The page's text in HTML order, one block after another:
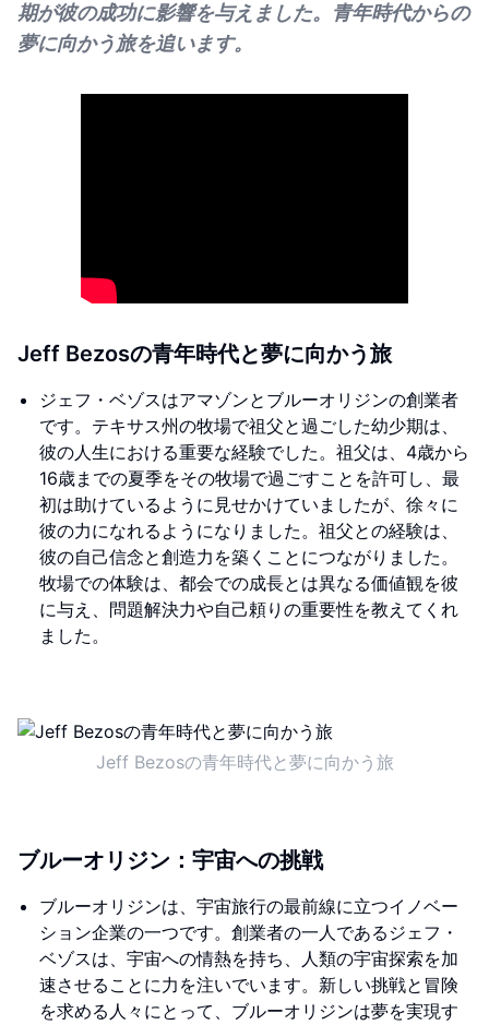
期が彼の成功に影響を与えました。青年時代からの
夢に向かう旅を追います。
Jeff Bezosの青年時代と夢に向かう旅
ジェフ・ベゾスはアマゾンとブルーオリジンの創業者
です。テキサス州の牧場で祖父と過ごした幼少期は、
彼の人生における重要な経験でした。祖父は、4歳から
16歳までの夏季をその牧場で過ごすことを許可し、最
初は助けているように見せかけていましたが、徐々に
彼の力になれるようになりました。祖父との経験は、
彼の自己信念と創造力を築くことにつながりました。
牧場での体験は、都会での成長とは異なる価値観を彼
に与え、問題解決力や自己頼りの重要性を教えてくれ
ました。
Jeff Bezosの青年時代と夢に向かう旅
ブルーオリジン：宇宙への挑戦
ブルーオリジンは、宇宙旅行の最前線に立つイノベー
ション企業の一つです。創業者の一人であるジェフ・
ベゾスは、宇宙への情熱を持ち、人類の宇宙探索を加
速させることに力を注いでいます。新しい挑戦と冒険
を求める人々にとって、ブルーオリジンは夢を実現す